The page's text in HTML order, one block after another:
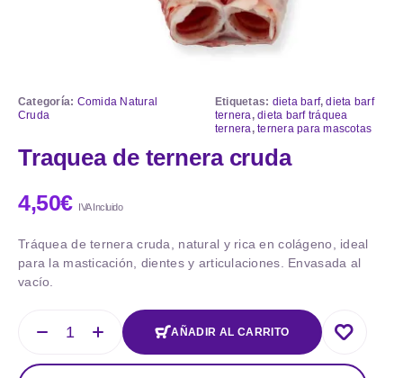
Categoría: Comida Natural
Cruda
Etiquetas: dieta barf,dieta barf
ternera,dieta barf tráquea
ternera,ternera para mascotas
Traquea de ternera cruda
4,50€ IVA Incluido
Tráquea de ternera cruda, natural y rica en colágeno, ideal
para la masticación, dientes y articulaciones. Envasada al
vacío.
AÑADIR AL CARRITO